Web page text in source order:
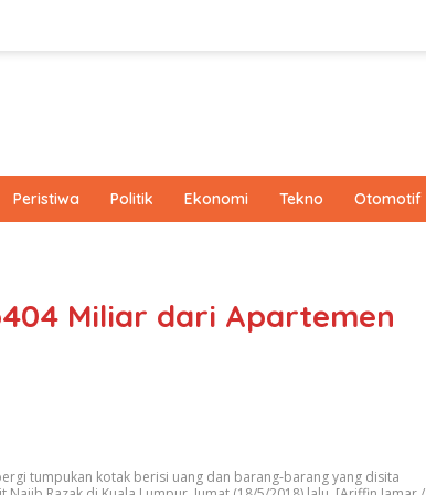
Peristiwa Politik Ekonomi Tekno Otomotif
Miliar dari Apartemen
tumpukan kotak berisi uang dan barang-barang yang disita